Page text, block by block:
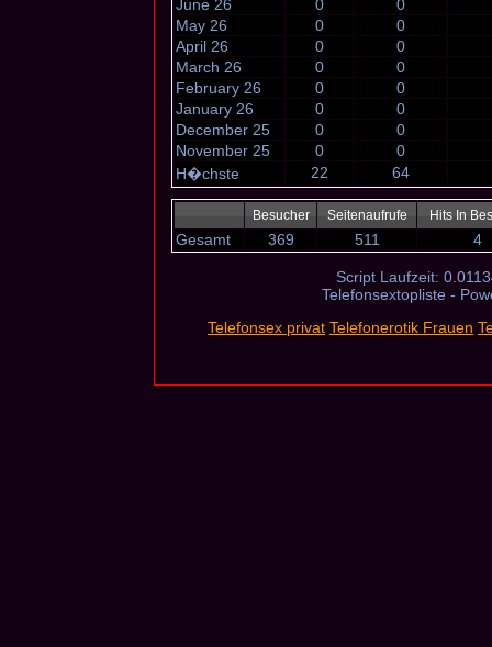
June 26
0
0
May 26
0
0
April 26
0
0
March 26
0
0
February 26
0
0
January 26
0
0
December 25
0
0
November 25
0
0
H�chste
22 64
Besucher Seitenaufrufe Hits In
Gesamt 369 511 4
Script Laufzeit:
Telefonsextopliste -
Telefonsex privat Telefonerotik Frauen